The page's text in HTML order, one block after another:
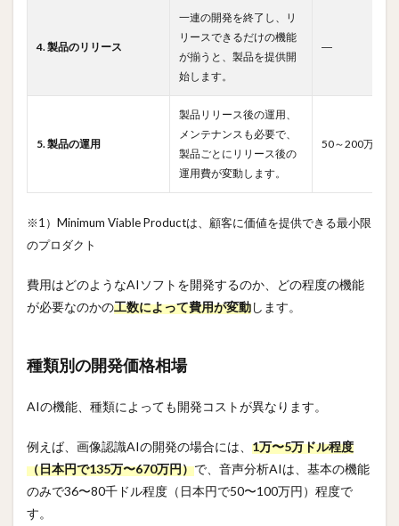
4. 製品のリリース
一連の開発を終了し、リ
リースできるだけの機能
が揃うと、製品を提供開
始します。
―
5. 製品の運用
製品リリース後の運用、
メンテナンスも必要で、
製品ごとにリリース後の
運用費が変動します。
50～200万円／
※1）Minimum Viable Productは、顧客に価値を提供できる最小限
のプロダクト
費用はどのようなAIソフトを開発するのか、どの程度の機能
が必要なのかの工数によって費用が変動します。
種類別の開発価格相場
AIの機能、種類によっても開発コストが異なります。
例えば、画像認識AIの開発の場合には、 1万〜5万ドル程度
（日本円で135万〜670万円）で、音声分析AIは、基本の機能
のみで36〜80千ドル程度（日本円で50〜100万円）程度で
す。